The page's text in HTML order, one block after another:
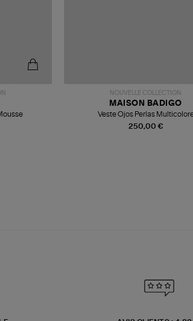
NOUVELLE COLLECTION
250,00 €
MAISON BADIGO
Veste Ojos Perlas